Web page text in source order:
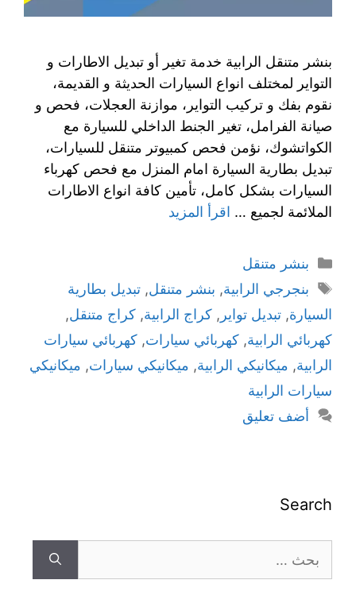
بنشر متنقل الرابية خدمة تغير أو تبديل الاطارات و
التواير لمختلف انواع السيارات الحديثة و القديمة،
نقوم بفك و تركيب التواير، موازنة العجلات، فحص و
صيانة الفرامل، تغير الجنط الداخلي للسيارة مع
الكواتشوك، نؤمن فحص كمبيوتر متنقل للسيارات،
تبديل بطارية السيارة امام المنزل مع فحص كهرباء
السيارات بشكل كامل، تأمين كافة انواع الاطارات
الملائمة لجميع … اقرأ المزيد
بنشر متنقل
بنجرجي الرابية, بنشر متنقل, تبديل بطارية
السيارة, تبديل تواير , كراج الرابية, كراج متنقل,
كهربائي الرابية, كهربائي سيارات, كهربائي سيارات
الرابية, ميكانيكي الرابية, ميكانيكي سيارات, ميكانيكي
سيارات الرابية
أضف تعليق
Search